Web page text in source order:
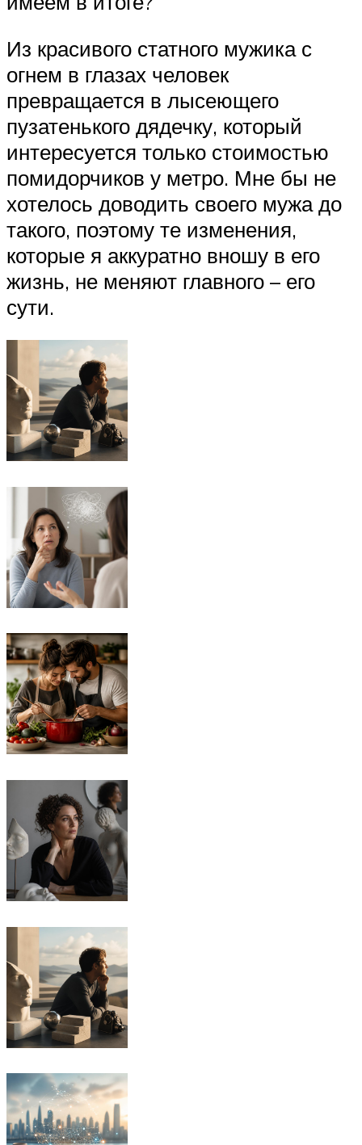
Из красивого статного мужика с
огнем в глазах человек
превращается в лысеющего
пузатенького дядечку, который
интересуется только стоимостью
помидорчиков у метро. Мне бы не
хотелось доводить своего мужа до
такого, поэтому те изменения,
которые я аккуратно вношу в его
жизнь, не меняют главного – его
сути.